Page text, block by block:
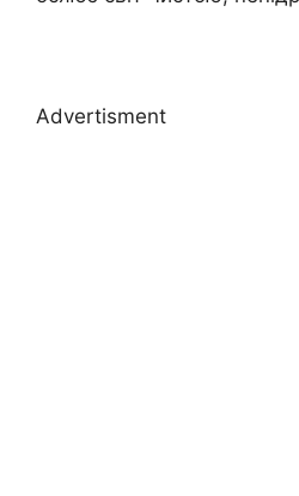
Advertisment